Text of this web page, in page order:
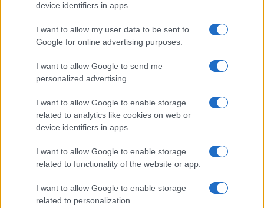
device identifiers in apps.
I want to allow my user data to be sent to
Google for online advertising purposes.
I want to allow Google to send me
personalized advertising.
I want to allow Google to enable storage
related to analytics like cookies on web or
device identifiers in apps.
I want to allow Google to enable storage
related to functionality of the website or app.
I want to allow Google to enable storage
related to personalization.
“I lavori sulle ferrovie a
Firenze? Così abbiamo
spiegato che erano necessari”
Giuseppe Inchingolo, Chief Corporate Affairs,
Communication & Sustainability Officer del
Gruppo Ferrovie dello Stato Italiane, a
disintermediato il flusso informativo"
7 Agosto 2026, 20:00